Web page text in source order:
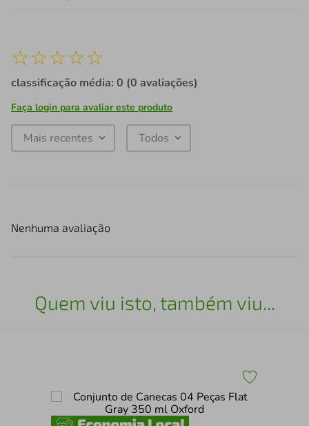
☆☆☆☆☆
classificação média: 0 (0 avaliações)
Faça login para avaliar este produto
Mais recentes Todos
Nenhuma avaliação
Quem viu isto, também viu...